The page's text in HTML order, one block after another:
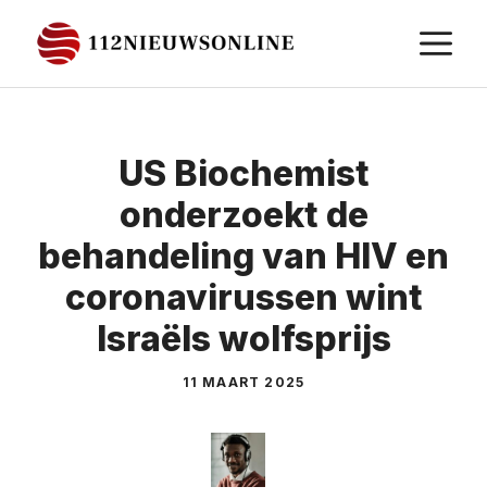
naar
de
US Biochemist
onderzoekt de
behandeling van HIV en
coronavirussen wint
Israëls wolfsprijs
11 MAART 2025